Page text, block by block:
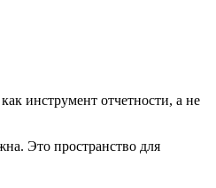
инструмент отчетности, а не
Это пространство для